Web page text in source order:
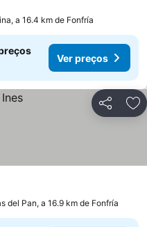
a 16.4 km de Fonfría
Ver preços
Partilhar
del Pan, a 16.9 km de Fonfría